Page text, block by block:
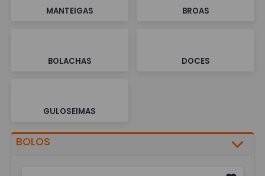
MANTEIGAS BROAS
BOLACHAS DOCES
GULOSEIMAS
BOLOS